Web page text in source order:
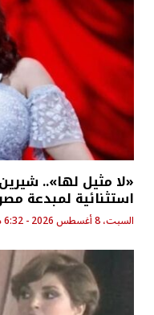
«لا مثيل لها»..
استثنائية لمبدعة
السبت، 8 أغسطس 2026 - 6:32 م